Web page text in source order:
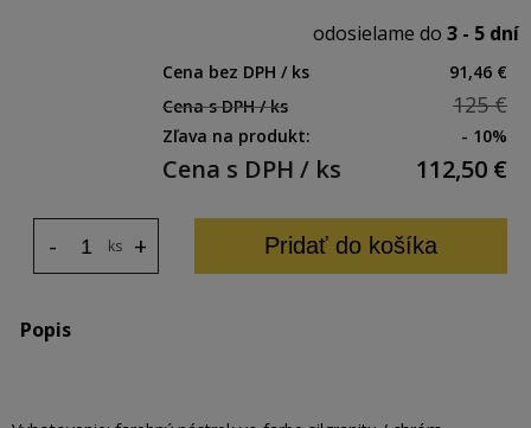
odosielame do 3 - 5 dní
Cena bez DPH / ks
91,46 €
Cena s DPH / ks
125 €
Zľava na produkt: - 10%
Cena s DPH / ks 112,50 €
ks +
- Pridať do košíka
Popis